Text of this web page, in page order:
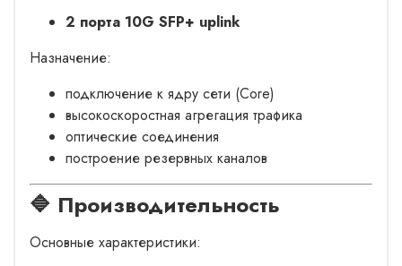
2 порта 10G SFP+ uplink
Назначение:
подключение к ядру сети (Core)
высокоскоростная агрегация трафика
оптические соединения
построение резервных каналов
🔷 Производительность
Основные характеристики: